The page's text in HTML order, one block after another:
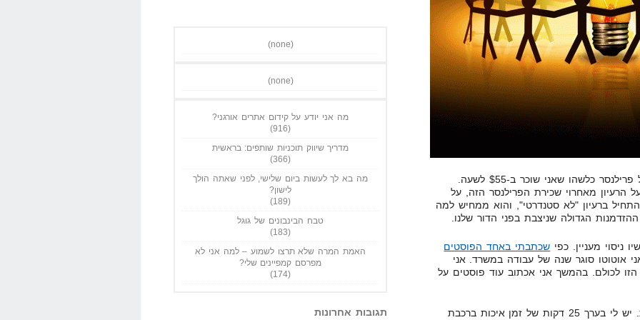
סיפרתי לכם על פרילנסר כלשהו שאני שוכר ב-$55 לשעה.
הרעיון מאחרוי שכירת הפרילנסר הזה, על
ברעיון "לא סטנדרטי", והוא ממחיש למה
ההזדמנות הגדולה שניצבת בפני הדור שלנו.
ניסוי מעניין. כפי שכתבתי באחד הפוסטים
אוטוטו סוגר שנה של עבודה במשרד. אני
לכולם. בהמשך אני אכתוב עוד פוסטים על
בכל יום, אני מגיע למשרד ברכבת. יש לי בערך 25 דקות של זמן איכות ברכבת
(none)
(none)
מה אני יודע על קידום אתרים אורגני?
(916)
מדריך שיווק תוכניות שותפים: בראשית
(366)
מה בא לך לעשות ביום שלישי, לפני שאתה הולך
לישון?
(189)
טבח הבינבונים של גוגל
(183)
האמת המרה שלא תרצו לשמוע – למה אני לא
מפרסם קמפיינים שלי?
(174)
תגובות אחרונות